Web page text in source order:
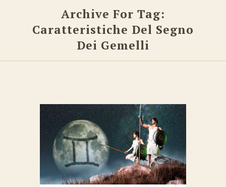
Archive For Tag:
Caratteristiche Del Segno
Dei Gemelli